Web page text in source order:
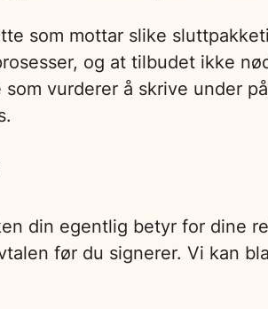
som mottar slike
og at tilbudet ikke
vurderer å skrive under
din egentlig betyr for dine
før du signerer. Vi kan